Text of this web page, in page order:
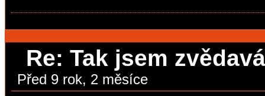
Re: Tak jsem
Před 9 rok, 2 měsíce